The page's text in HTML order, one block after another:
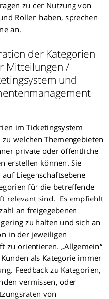
zu der Nutzung von
Rollen haben, sprechen
an.
der Kategorien
Mitteilungen /
und
imTicketingsystem
welchen Themengebieten
private oder öffentliche
erstellen können. Sie
Liegenschaftsebene
für die betreffende
relevant sind. Es empfiehlt
an freigegebenen
zu halten und sich an
in der jeweiligen
zu orientieren. „Allgemein“
als Kategorie immer
Feedback zu Kategorien,
vermissen, oder
von